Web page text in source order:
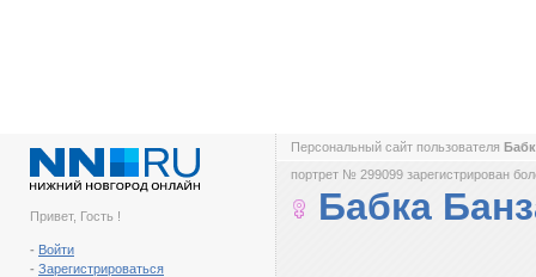
Привет, Гость !
- Войти
- Зарегистрироваться
Персональный сайт пользователя
портрет № 299099 зарегистрирован
Бабка